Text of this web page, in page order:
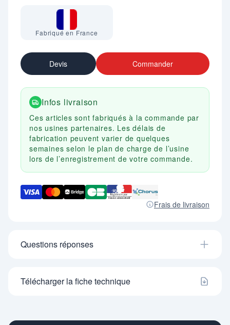
Fabriqué en France
Devis Commander
Infos livraison
Ces articles sont fabriqués à la commande par
nos usines partenaires. Les délais de
fabrication peuvent varier de quelques
semaines selon le plan de charge de l’usine
lors de l’enregistrement de votre commande.
Frais de livraison
Questions réponses
Télécharger la fiche technique